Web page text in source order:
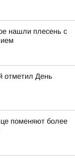
нашли плесень с
отметил День
поменяют более